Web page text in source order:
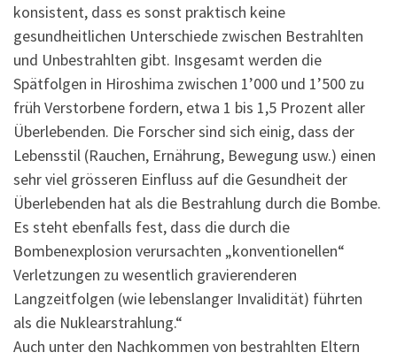
konsistent, dass es sonst praktisch keine
gesundheitlichen Unterschiede zwischen Bestrahlten
und Unbestrahlten gibt. Insgesamt werden die
Spätfolgen in Hiroshima zwischen 1’000 und 1’500 zu
früh Verstorbene fordern, etwa 1 bis 1,5 Prozent aller
Überlebenden. Die Forscher sind sich einig, dass der
Lebensstil (Rauchen, Ernährung, Bewegung usw.) einen
sehr viel grösseren Einfluss auf die Gesundheit der
Überlebenden hat als die Bestrahlung durch die Bombe.
Es steht ebenfalls fest, dass die durch die
Bombenexplosion verursachten „konventionellen“
Verletzungen zu wesentlich gravierenderen
Langzeitfolgen (wie lebenslanger Invalidität) führten
als die Nuklearstrahlung.“
Auch unter den Nachkommen von bestrahlten Eltern